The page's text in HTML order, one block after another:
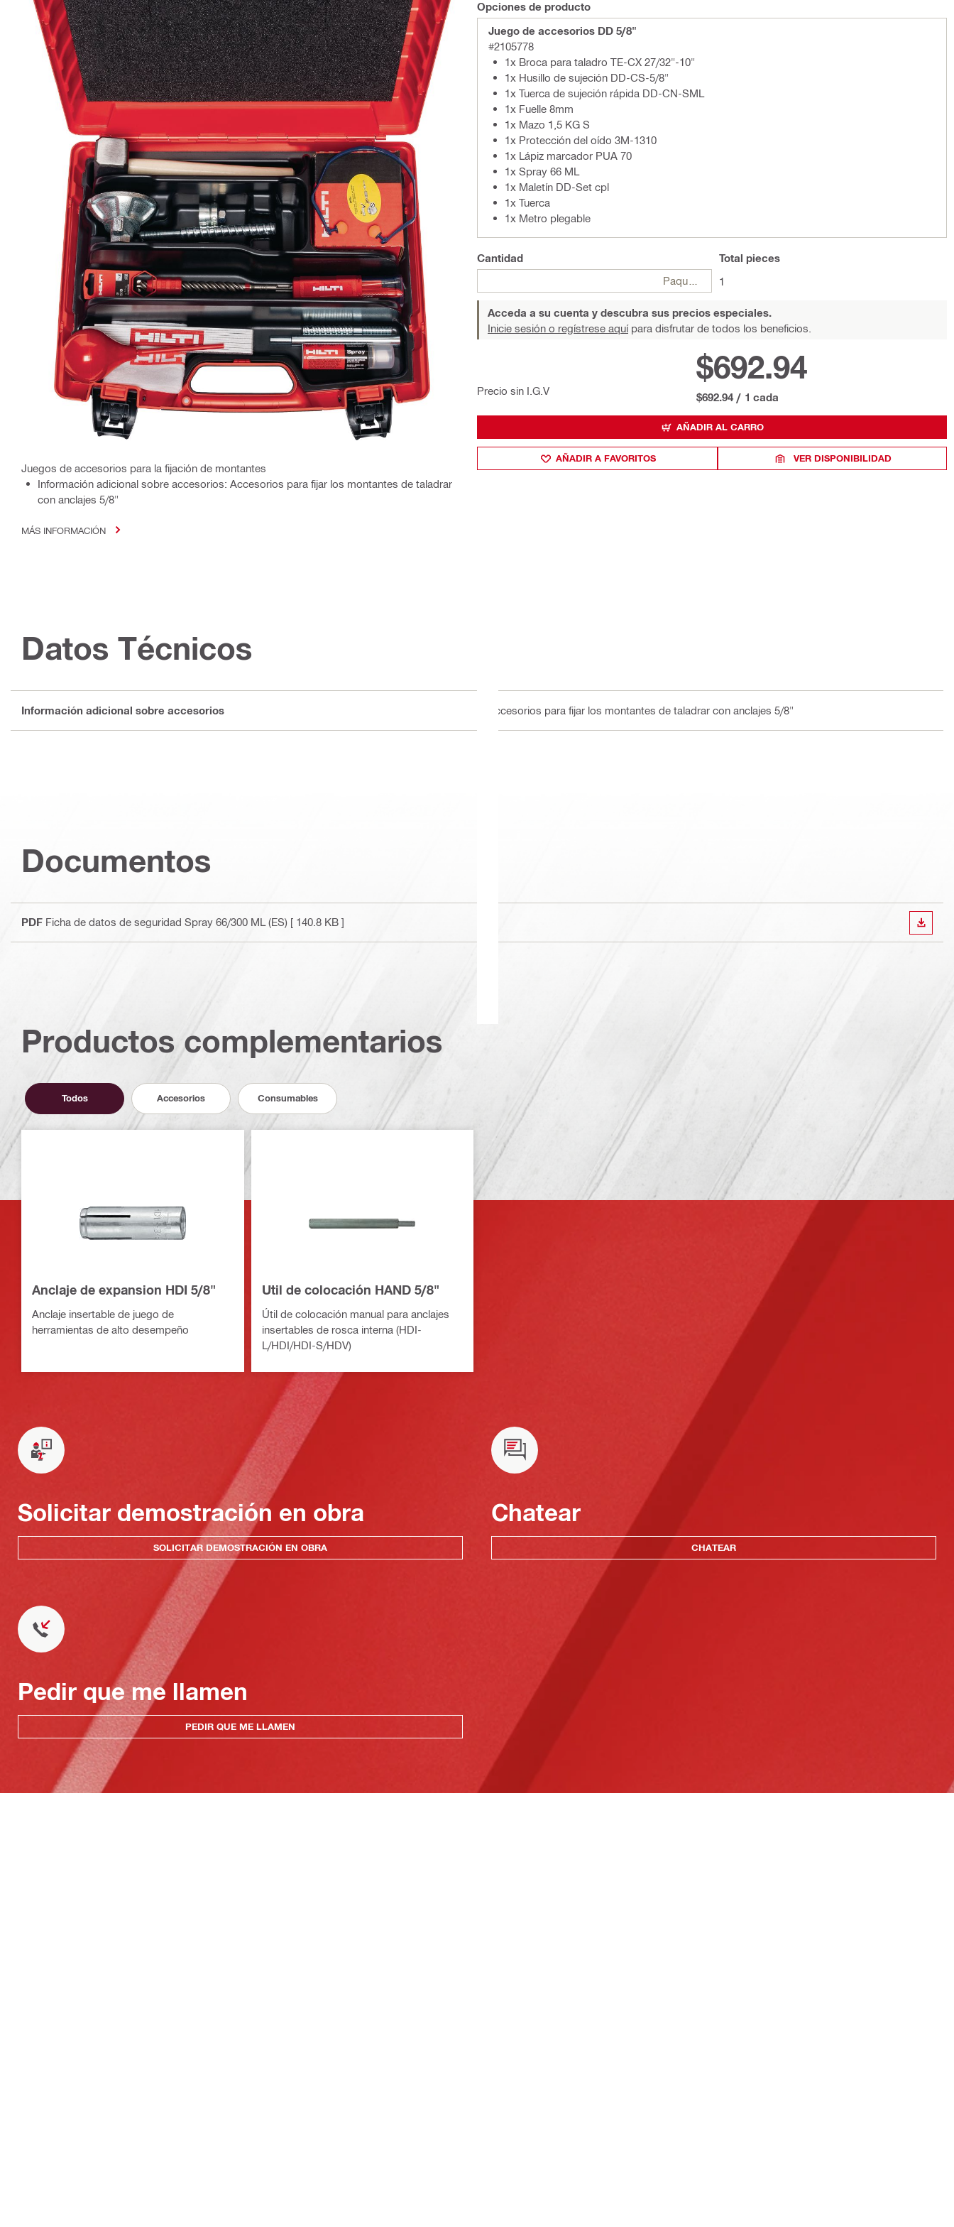
Juegos de accesorios para la fijación de montantes
Información adicional sobre accesorios: Accesorios para fijar los montantes de taladrar
con anclajes 5/8"
MÁS INFORMACIÓN
Opciones de producto
Juego de accesorios DD 5/8"
#2105778
1x Broca para taladro TE-CX 27/32"-10"
1x Husillo de sujeción DD-CS-5/8"
1x Tuerca de sujeción rápida DD-CN-SML
1x Fuelle 8mm
1x Mazo 1,5 KG S
1x Protección del oído 3M-1310
1x Lápiz marcador PUA 70
1x Spray 66 ML
1x Maletín DD-Set cpl
1x Tuerca
1x Metro plegable
Cantidad
Paquetes
Total pieces
1
Acceda a su cuenta y descubra sus precios especiales.
Inicie sesión o regístrese aquípara disfrutar de todos los beneficios.
Precio sin I.G.V
$692.94
$692.94 / 1 cada
AÑADIR AL CARRO
AÑADIR A FAVORITOS VER DISPONIBILIDAD
Datos Técnicos
Información adicional sobre accesorios Accesorios para fijar los montantes de taladrar con anclajes 5/8"
Documentos
PDF Ficha de datos de seguridad Spray 66/300 ML (ES) [ 140.8 KB ]
Productos complementarios
Todos Accesorios Consumables
Anclaje de expansion HDI 5/8"
Anclaje insertable de juego de
herramientas de alto desempeño
Util de colocación HAND 5/8"
Útil de colocación manual para anclajes
insertables de rosca interna (HDI-
L/HDI/HDI-S/HDV)
Solicitar demostración en obra
SOLICITAR DEMOSTRACIÓN EN OBRA
Chatear
CHATEAR
Pedir que me llamen
PEDIR QUE ME LLAMEN